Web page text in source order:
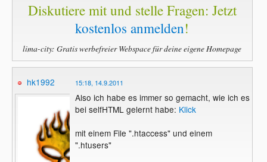
Diskutiere mit und stelle Fragen: Jetzt
kostenlos anmelden!
lima-city: Gratis werbefreier Webspace für deine eigene Homepage
hk1992 15:18, 14.9.2011
Also ich habe es immer so gemacht, wie ich es
bei selfHTML gelernt habe: Klick
mit einem File ".htaccess" und einem
".htusers"